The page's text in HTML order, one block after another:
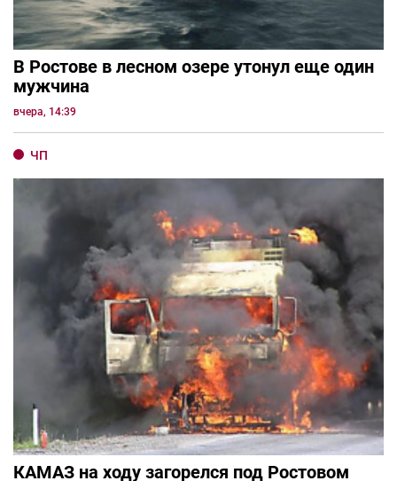
В Ростове в лесном озере утонул еще один
мужчина
вчера, 14:39
ЧП
КАМАЗ на ходу загорелся под Ростовом